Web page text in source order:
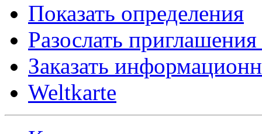
Показать определения
Разослать
Заказать
Weltkarte